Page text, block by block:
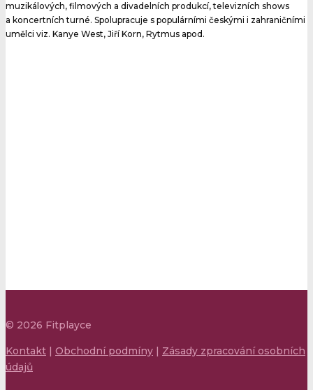
muzikálových, filmových a divadelních produkcí, televizních shows
a koncertních turné. Spolupracuje s populárními českými i zahraničními
umělci viz. Kanye West, Jiří Korn, Rytmus apod.
© 2026 Fitplayce
Kontakt Obchodní podmíny
Zásady zpracování osobních
údajů